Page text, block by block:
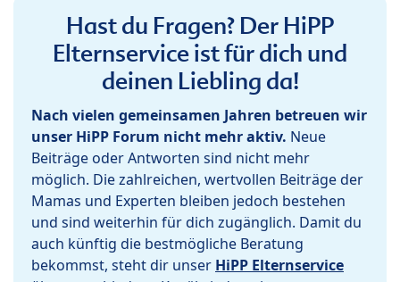
Hast du Fragen? Der HiPP
Elternservice ist für dich und
deinen Liebling da!
Nach vielen gemeinsamen Jahren betreuen wir
unser HiPP Forum nicht mehr aktiv. Neue
Beiträge oder Antworten sind nicht mehr
möglich. Die zahlreichen, wertvollen Beiträge der
Mamas und Experten bleiben jedoch bestehen
und sind weiterhin für dich zugänglich. Damit du
auch künftig die bestmögliche Beratung
bekommst, steht dir unser HiPP Elternservice